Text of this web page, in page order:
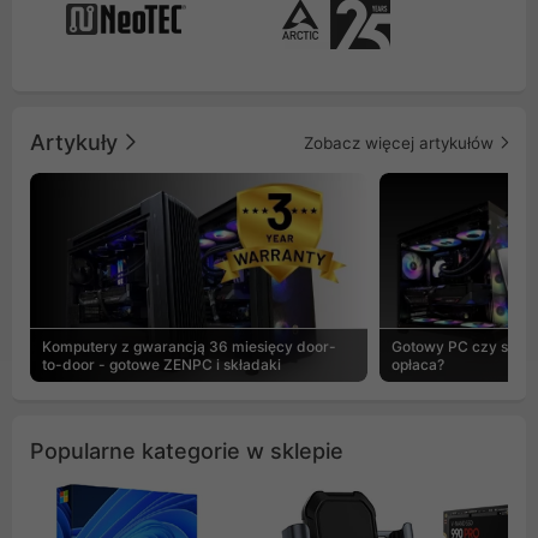
Artykuły Zobacz więcej artykułów
Komputery z gwarancją 36 miesięcy door-
to-door - gotowe ZENPC i składaki
Gotowy PC czy
opłaca?
Popularne kategorie w sklepie